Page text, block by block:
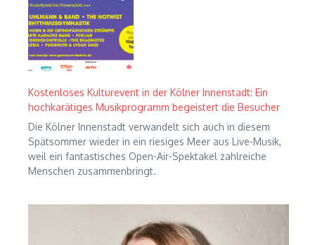
Kostenloses Kulturevent in der Kölner Innenstadt: Ein
hochkarätiges Musikprogramm begeistert die Besucher
Die Kölner Innenstadt verwandelt sich auch in diesem
Spätsommer wieder in ein riesiges Meer aus Live-Musik,
weil ein fantastisches Open-Air-Spektakel zahlreiche
Menschen zusammenbringt.